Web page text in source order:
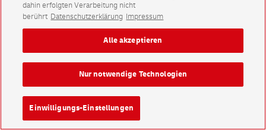
dahin erfolgten Verarbeitung nicht
berührt Datenschutzerklärung Impressum
Einwilligungs-Einstellungen
Nur notwendige Technologien
Alle akzeptieren